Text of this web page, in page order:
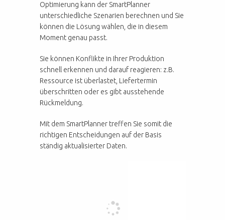
Optimierung kann der SmartPlanner
unterschiedliche Szenarien berechnen und Sie
können die Lösung wählen, die in diesem
Moment genau passt.
Sie können Konflikte in Ihrer Produktion
schnell erkennen und darauf reagieren: z.B.
Ressource ist überlastet, Liefertermin
überschritten oder es gibt ausstehende
Rückmeldung.
Mit dem SmartPlanner treffen Sie somit die
richtigen Entscheidungen auf der Basis
ständig aktualisierter Daten.